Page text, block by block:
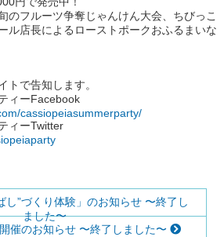
のフルーツ争奪じゃんけん大会、ちびっこ
ル店長によるローストポークおふるまいな
トで告知します。
ィーFacebook
cassiopeiasummerparty/
ィーTwitter
し”づくり体験」のお知らせ 〜終了し
ました〜
催のお知らせ 〜終了しました〜